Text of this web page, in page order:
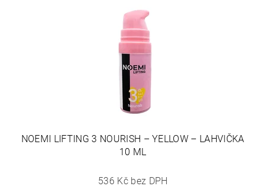
NOEMI LIFTING 3 NOURISH – YELLOW – LAHVIČKA
10 ML
536 Kč bez DPH